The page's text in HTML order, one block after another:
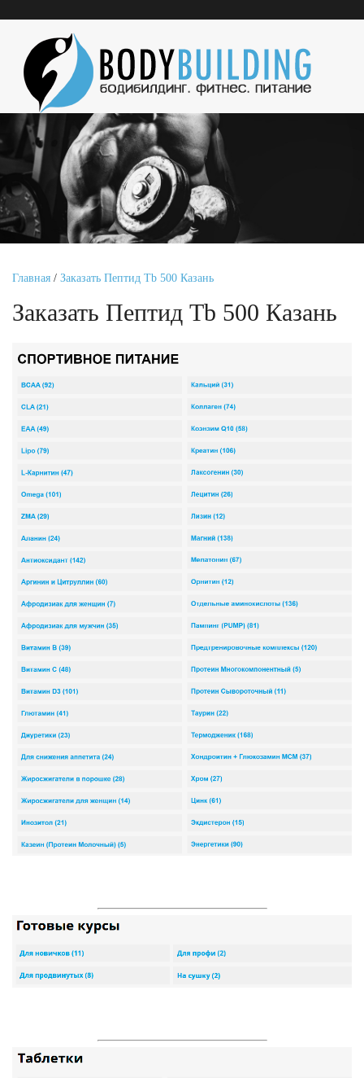
Главная / Заказать Пептид Tb 500 Казань
Заказать Пептид Tb 500 Казань